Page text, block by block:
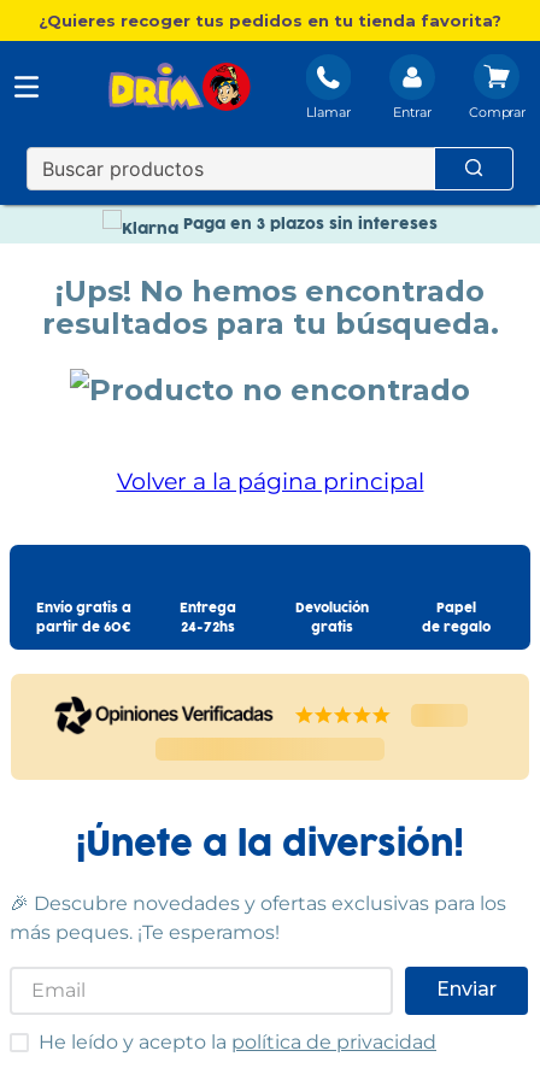
¿Quieres recoger tus pedidos en tu tienda favorita?
Llamar Entrar
Nuevo catálogo Aire Libre
Envío gratis. A partir de 60€(excepto Baleares)
Paga en 3 plazos sin intereses
Paga en 3 plazos sin intereses
¡Ups! No hemos encontrado
resultados para tu búsqueda.
Volver a la página principal
Envío gratis a
partir de 60€
Entrega
24-72hs
Devolución
gratis
Papel
de regalo
¡Únete a la diversión!
🎉 Descubre novedades y ofertas exclusivas para los
más peques. ¡Te esperamos!
Enviar
He leído y acepto las condiciones
He leído y acepto la política de privacidad